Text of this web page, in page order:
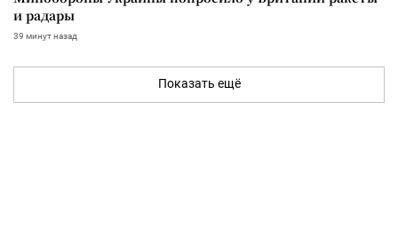
и радары
39 минут назад
Показать ещё